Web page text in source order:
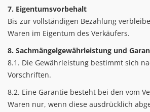
7. Eigentumsvorbehalt
Bis zur vollständigen Bezahlung
Waren im Eigentum des Verkäufers.
8. Sachmängelgewährleistung und
8.1. Die Gewährleistung bestimmt sich
Vorschriften.
8.2. Eine Garantie besteht bei den vom
Waren nur, wenn diese ausdrücklich